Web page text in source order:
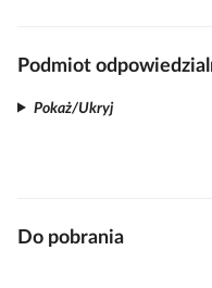
Podmiot
Pokaż/Ukryj
Do pobrania